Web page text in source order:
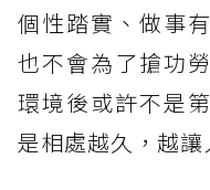
個性踏實、做事
也不會為了搶功
環境後或許不是
是相處越久，越讓